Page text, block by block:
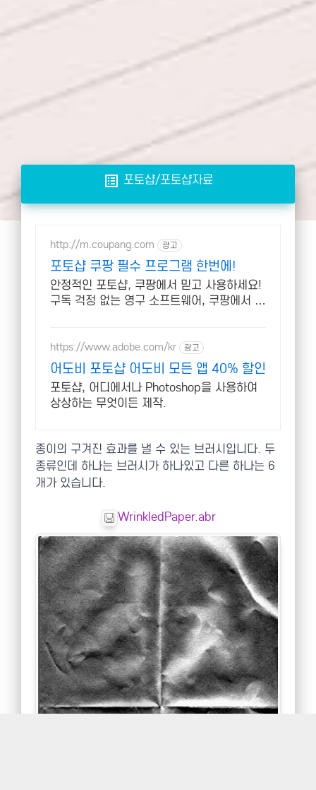
list_alt 포토샵/포토샵자료
http://m.coupang.com 광고
포토샵 쿠팡 필수 프로그램 한번에!
안정적인 포토샵, 쿠팡에서 믿고 사용하세요!
구독 걱정 없는 영구 소프트웨어, 쿠팡에서 만
https://www.adobe.com/kr 광고
어도비 포토샵 어도비 모든 앱 40% 할인
포토샵, 어디에서나 Photoshop을 사용하여
상상하는 무엇이든 제작.
종이의 구겨진 효과를 낼 수 있는 브러시입니다. 두
종류인데 하나는 브러시가 하나있고 다른 하나는 6
개가 있습니다.
WrinkledPaper.abr